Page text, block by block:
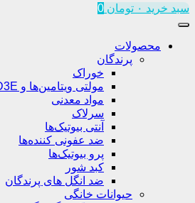
سبد خرید ۰ تومان 0
محصولات
پرندگان
خوراک
مولتی ویتامین‌ها و AD3E
مواد معدنی
سرلاک
آنتی بیوتیک‌ها
ضد عفونی کننده‌ها
پرو بیوتیک‌ها
کبد شور
ضد انگل های پرندگان
حیوانات خانگی